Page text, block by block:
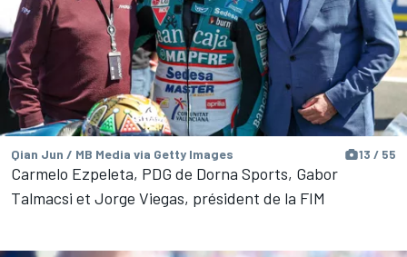
Qian Jun / MB Media via Getty Images 13 / 55
Carmelo Ezpeleta, PDG de Dorna Sports, Gabor
Talmacsi et Jorge Viegas, président de la FIM